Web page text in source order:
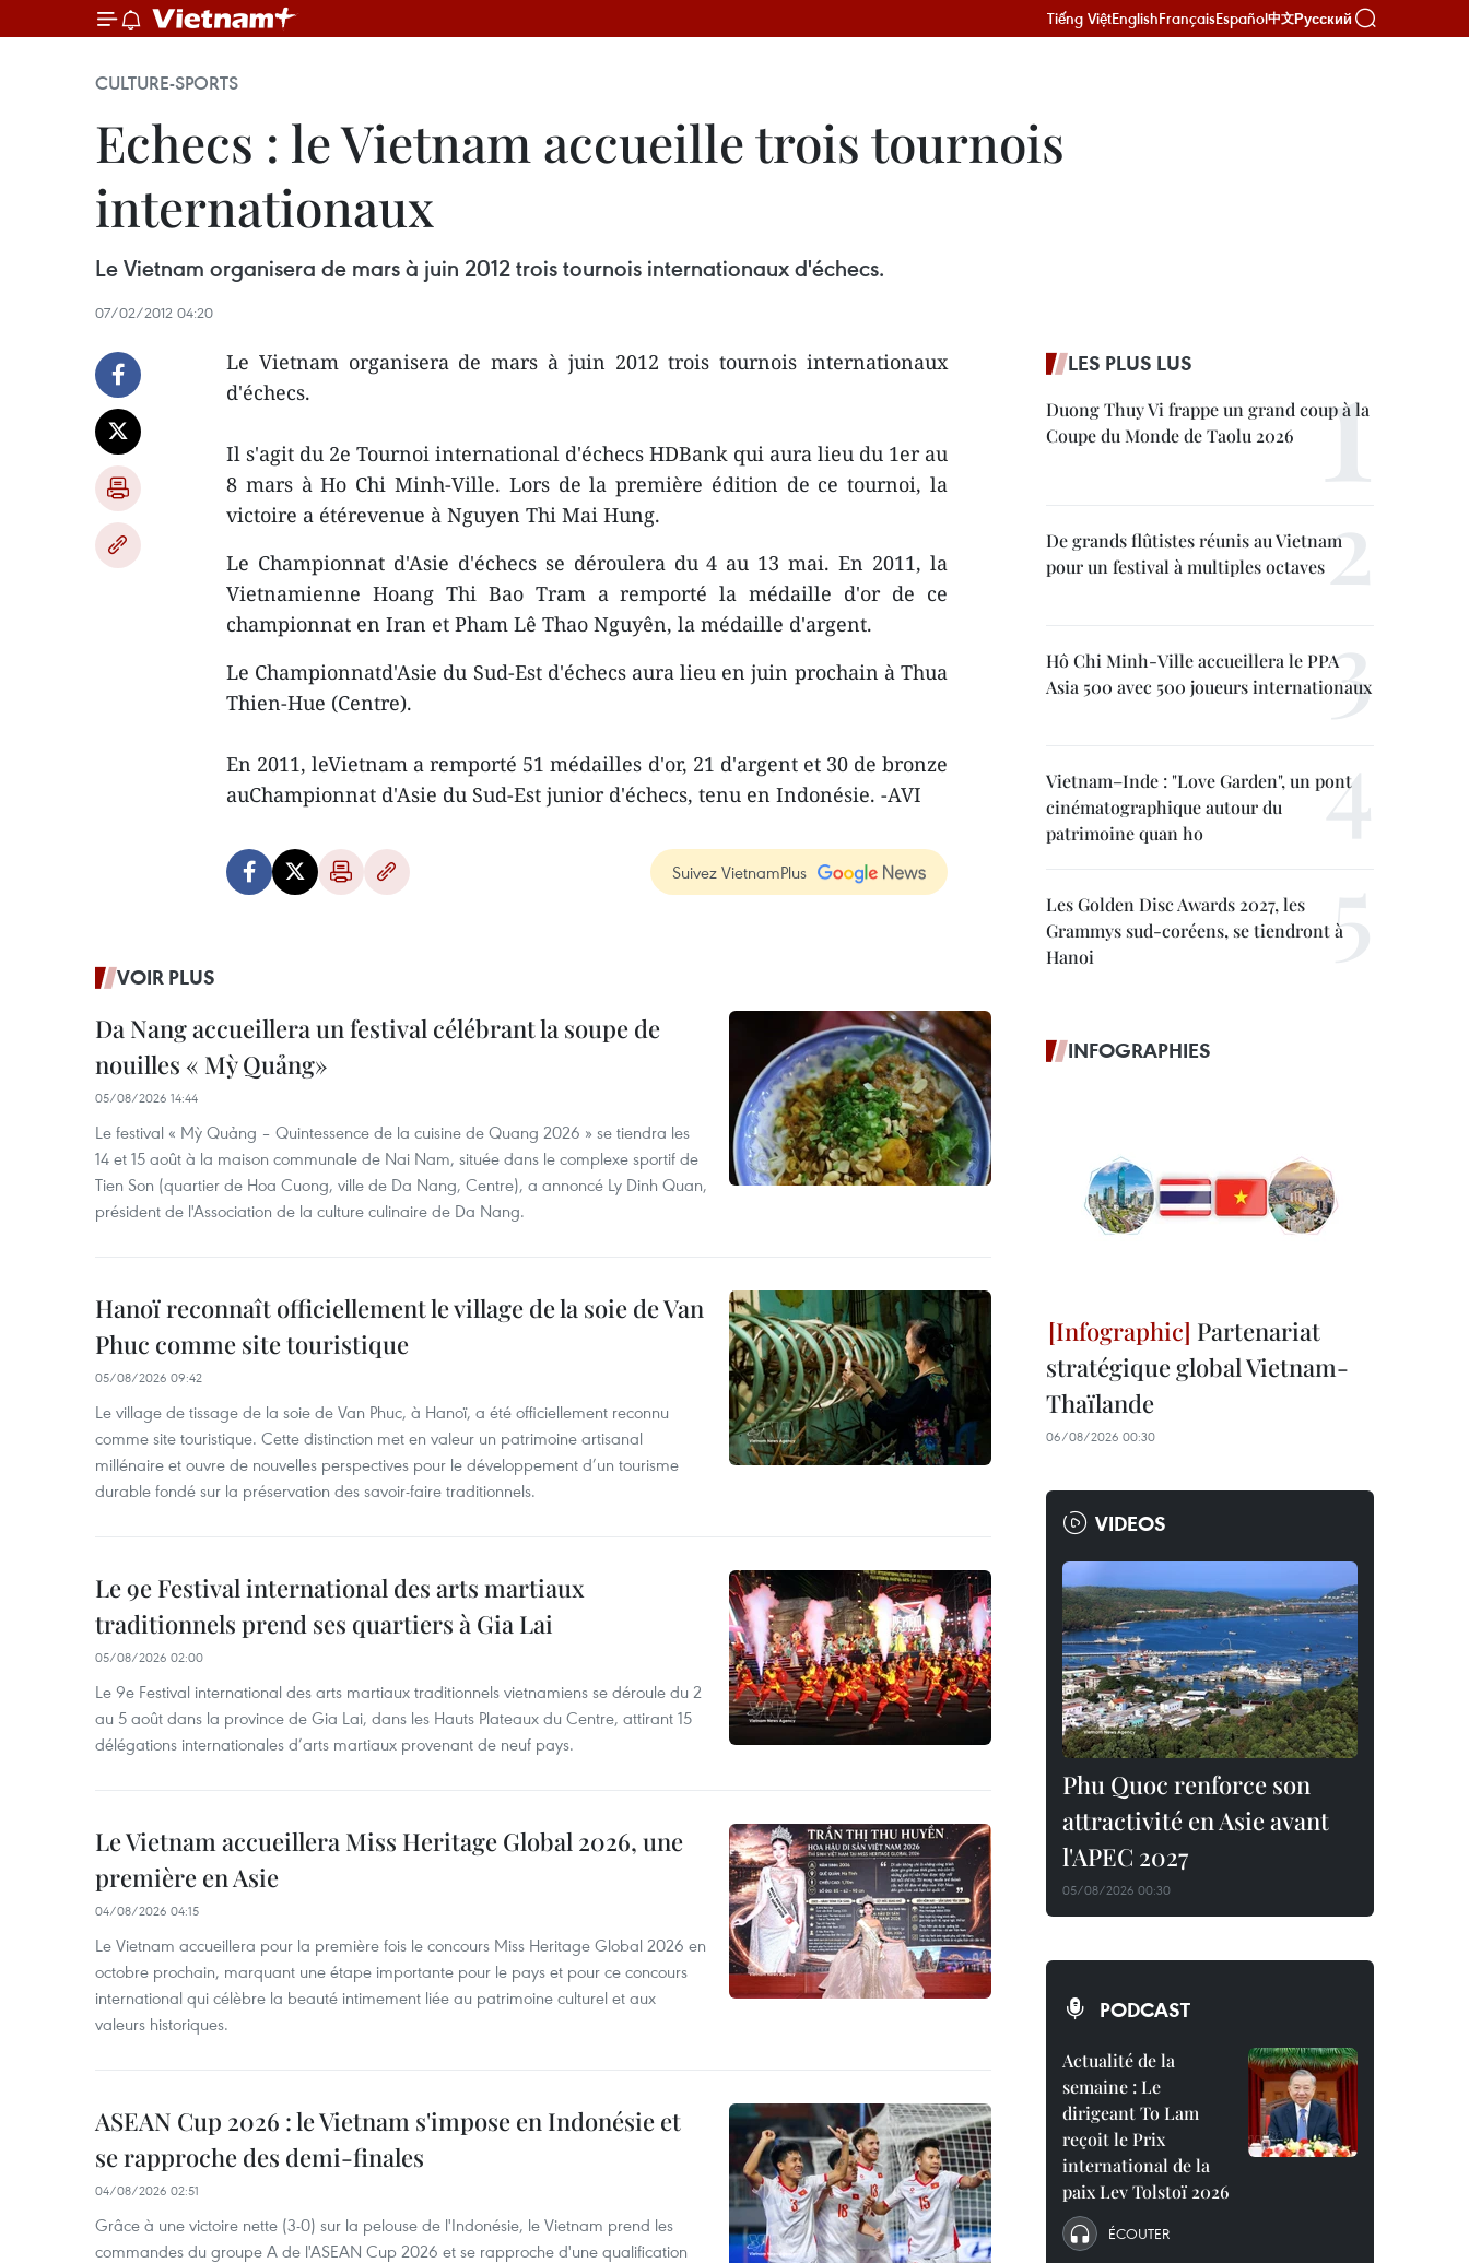
Tiếng ViệtEnglishFrançaisEspañol中文Русский
CULTURE-SPORTS
Echecs : le Vietnam accueille trois tournois
internationaux
Le Vietnam organisera de mars à juin 2012 trois tournois internationaux d'échecs.
07/02/2012 04:20
Le Vietnam organisera de mars à juin 2012 trois tournois internationaux
d'échecs.
Il s'agit du 2e Tournoi international d'échecs HDBank qui aura lieu du 1er au
8 mars à Ho Chi Minh-Ville. Lors de la première édition de ce tournoi, la
victoire a étérevenue à Nguyen Thi Mai Hung.
Le Championnat d'Asie d'échecs se déroulera du 4 au 13 mai. En 2011, la
Vietnamienne Hoang Thi Bao Tram a remporté la médaille d'or de ce
championnat en Iran et Pham Lê Thao Nguyên, la médaille d'argent.
Le Championnatd'Asie du Sud-Est d'échecs aura lieu en juin prochain à Thua
Thien-Hue (Centre).
En 2011, leVietnam a remporté 51 médailles d'or, 21 d'argent et 30 de bronze
auChampionnat d'Asie du Sud-Est junior d'échecs, tenu en Indonésie. -AVI
Suivez VietnamPlus
VOIR PLUS
Da Nang accueillera un festival célébrant la soupe de
nouilles « Mỳ Quảng»
05/08/2026 14:44
Le festival « Mỳ Quảng – Quintessence de la cuisine de Quang 2026 » se tiendra les
14 et 15 août à la maison communale de Nai Nam, située dans le complexe sportif de
Tien Son (quartier de Hoa Cuong, ville de Da Nang, Centre), a annoncé Ly Dinh Quan,
président de l'Association de la culture culinaire de Da Nang.
Hanoï reconnaît officiellement le village de la soie de Van
Phuc comme site touristique
05/08/2026 09:42
Le village de tissage de la soie de Van Phuc, à Hanoï, a été officiellement reconnu
comme site touristique. Cette distinction met en valeur un patrimoine artisanal
millénaire et ouvre de nouvelles perspectives pour le développement d’un tourisme
durable fondé sur la préservation des savoir-faire traditionnels.
Le 9e Festival international des arts martiaux
traditionnels prend ses quartiers à Gia Lai
05/08/2026 02:00
Le 9e Festival international des arts martiaux traditionnels vietnamiens se déroule du 2
au 5 août dans la province de Gia Lai, dans les Hauts Plateaux du Centre, attirant 15
délégations internationales d’arts martiaux provenant de neuf pays.
Le Vietnam accueillera Miss Heritage Global 2026, une
première en Asie
04/08/2026 04:15
Le Vietnam accueillera pour la première fois le concours Miss Heritage Global 2026 en
octobre prochain, marquant une étape importante pour le pays et pour ce concours
international qui célèbre la beauté intimement liée au patrimoine culturel et aux
valeurs historiques.
ASEAN Cup 2026 : le Vietnam s'impose en Indonésie et
se rapproche des demi-finales
04/08/2026 02:51
Grâce à une victoire nette (3-0) sur la pelouse de l'Indonésie, le Vietnam prend les
commandes du groupe A de l'ASEAN Cup 2026 et se rapproche d'une qualification
LES PLUS LUS
Duong Thuy Vi frappe un grand coup à la
Coupe du Monde de Taolu 2026
De grands flûtistes réunis au Vietnam
pour un festival à multiples octaves
Hô Chi Minh-Ville accueillera le PPA
Asia 500 avec 500 joueurs internationaux
Vietnam–Inde : "Love Garden", un pont
cinématographique autour du
patrimoine quan ho
Les Golden Disc Awards 2027, les
Grammys sud-coréens, se tiendront à
Hanoi
INFOGRAPHIES
Partenariat
stratégique global Vietnam-
Thaïlande
06/08/2026 00:30
VIDEOS
Phu Quoc renforce son
attractivité en Asie avant
l'APEC 2027
05/08/2026 00:30
PODCAST
Actualité de la
semaine : Le
dirigeant To Lam
reçoit le Prix
international de la
paix Lev Tolstoï 2026
ÉCOUTER